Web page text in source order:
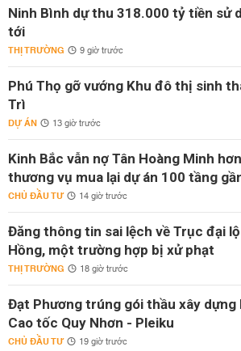
Ninh Bình dự thu 318.000 tỷ tiền sử
tới
THỊ TRƯỜNG 9 giờ trước
Phú Thọ gỡ vướng Khu đô thị sinh
Trì
DỰ ÁN 13 giờ trước
Kinh Bắc vẫn nợ Tân Hoàng Minh
thương vụ mua lại dự án 100 tầng
CHỦ ĐẦU TƯ 14 giờ trước
Đăng thông tin sai lệch về Trục đại
Hồng, một trường hợp bị xử phạt
THỊ TRƯỜNG 18 giờ trước
Đạt Phương trúng gói thầu xây
Cao tốc Quy Nhơn - Pleiku
CHỦ ĐẦU TƯ 19 giờ trước